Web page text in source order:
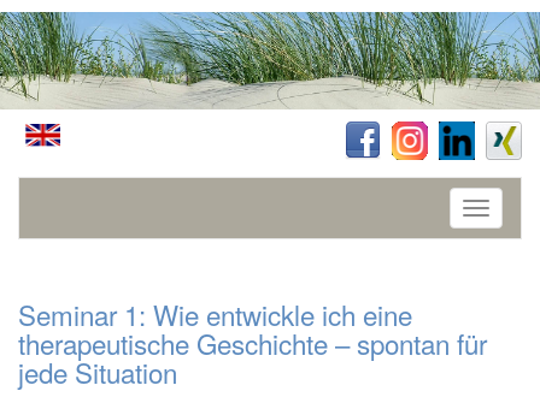
Toggle
Seminar 1: Wie entwickle ich eine
therapeutische Geschichte – spontan für
jede Situation